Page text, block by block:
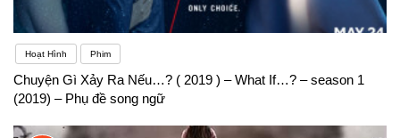
Hoạt Hình Phim
Chuyện Gì Xảy Ra Nếu…? ( 2019 ) – What If…? – season 1
(2019) – Phụ đề song ngữ